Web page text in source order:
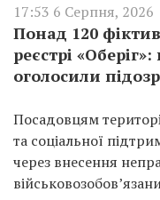
17:53 6 Серпня, 2026
Понад 120
реєстрі
оголосили
Посадовцям
та соціальної
через внесення